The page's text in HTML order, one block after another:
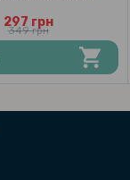
297 грн
349 грн